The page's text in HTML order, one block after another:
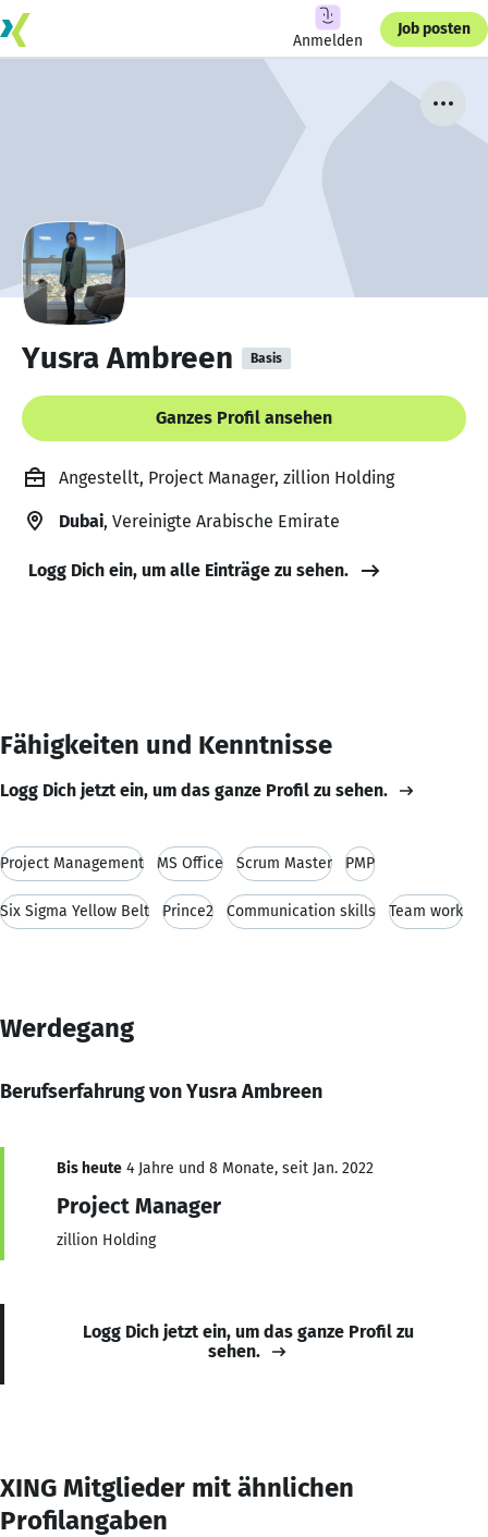
Anmelden
Job posten
Yusra Ambreen Basis
Ganzes Profil ansehen
Angestellt, Project Manager, zillion Holding
Dubai, Vereinigte Arabische Emirate
Logg Dich ein, um alle Einträge zu sehen.
Fähigkeiten und Kenntnisse
Logg Dich jetzt ein, um das ganze Profil zu sehen.
Project Management MS Office Scrum Master PMP
Six Sigma Yellow Belt Prince2 Communication skills Team work
Werdegang
Berufserfahrung von Yusra Ambreen
Bis heute 4 Jahre und 8 Monate, seit Jan. 2022
Project Manager
zillion Holding
Logg Dich jetzt ein, um das ganze Profil zu
sehen.
XING Mitglieder mit ähnlichen
Profilangaben